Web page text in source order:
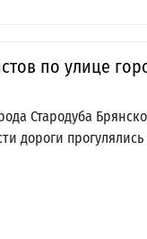
по улице
Стародуба
дороги прогулялись